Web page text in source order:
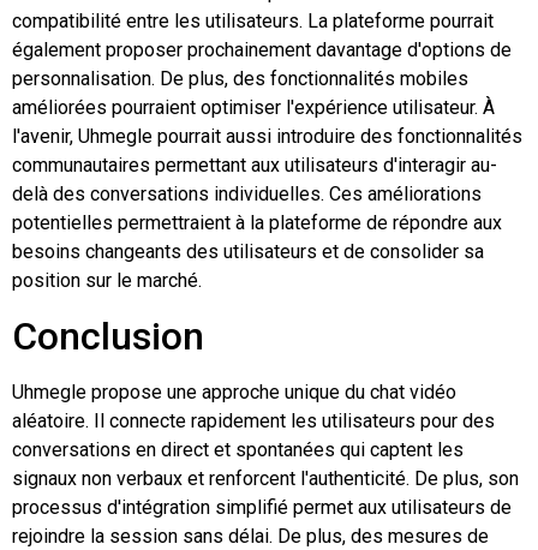
compatibilité entre les utilisateurs. La plateforme pourrait
également proposer prochainement davantage d'options de
personnalisation. De plus, des fonctionnalités mobiles
améliorées pourraient optimiser l'expérience utilisateur. À
l'avenir, Uhmegle pourrait aussi introduire des fonctionnalités
communautaires permettant aux utilisateurs d'interagir au-
delà des conversations individuelles. Ces améliorations
potentielles permettraient à la plateforme de répondre aux
besoins changeants des utilisateurs et de consolider sa
position sur le marché.
Conclusion
Uhmegle propose une approche unique du chat vidéo
aléatoire. Il connecte rapidement les utilisateurs pour des
conversations en direct et spontanées qui captent les
signaux non verbaux et renforcent l'authenticité. De plus, son
processus d'intégration simplifié permet aux utilisateurs de
rejoindre la session sans délai. De plus, des mesures de